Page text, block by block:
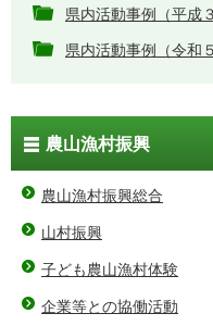
県内活動事例（平成
県内活動事例（令和
農山漁村振興
農山漁村振興総合
山村振興
子ども農山漁村体験
企業等との協働活動